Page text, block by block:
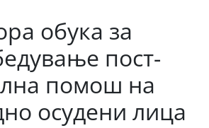
обука за
пост-
помош на
осудени лица